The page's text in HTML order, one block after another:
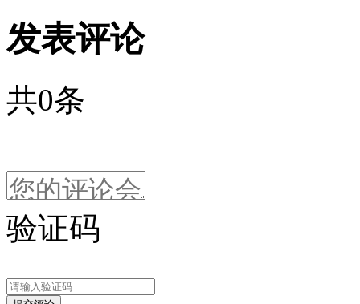
发表评论
共0条
验证码